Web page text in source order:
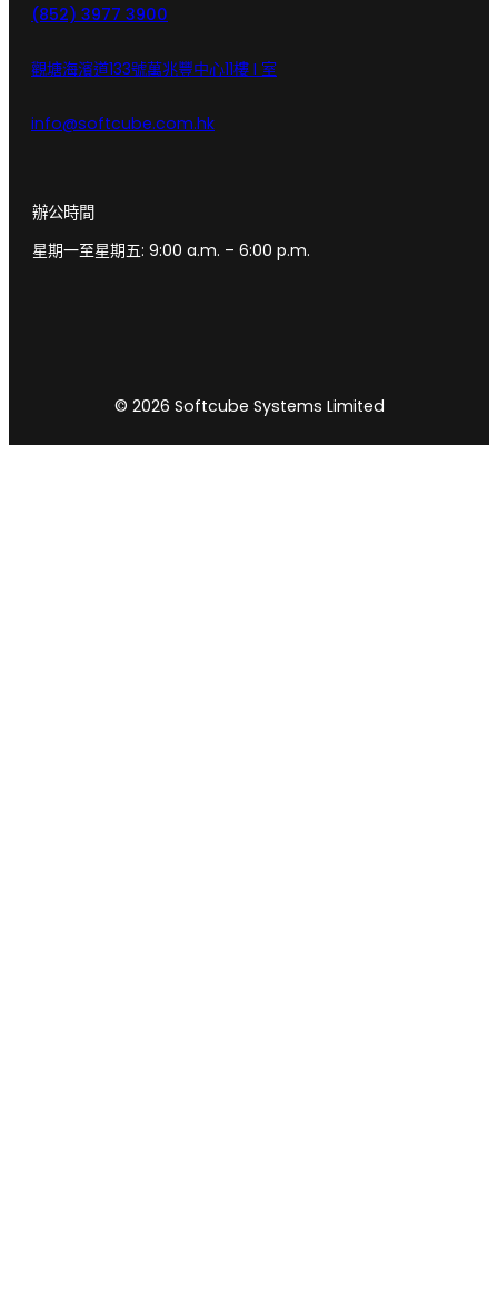
(852) 3977 3900
觀塘海濱道133號萬兆豐中心11樓 I 室
info@softcube.com.hk
辦公時間
星期一至星期五: 9:00 a.m. – 6:00 p.m.
© 2026 Softcube Systems Limited